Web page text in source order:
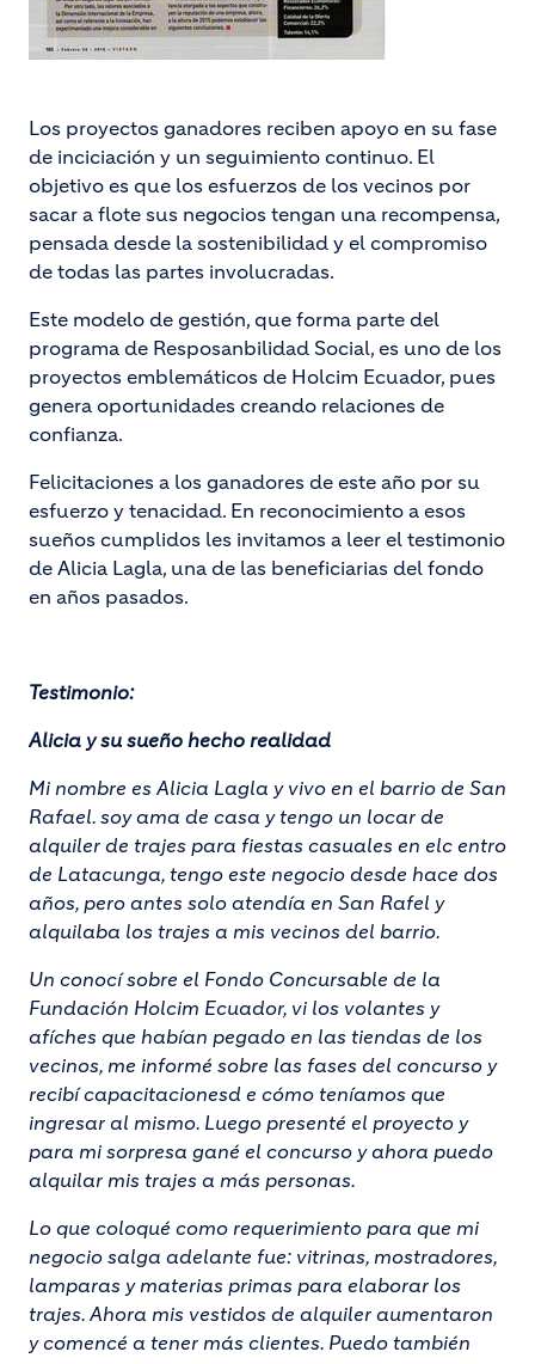
Los proyectos ganadores reciben apoyo en su fase
de inciciación y un seguimiento continuo. El
objetivo es que los esfuerzos de los vecinos por
sacar a flote sus negocios tengan una recompensa,
pensada desde la sostenibilidad y el compromiso
de todas las partes involucradas.
Este modelo de gestión, que forma parte del
programa de Resposanbilidad Social, es uno de los
proyectos emblemáticos de Holcim Ecuador, pues
genera oportunidades creando relaciones de
confianza.
Felicitaciones a los ganadores de este año por su
esfuerzo y tenacidad. En reconocimiento a esos
sueños cumplidos les invitamos a leer el testimonio
de Alicia Lagla, una de las beneficiarias del fondo
en años pasados.
Testimonio:
Alicia y su sueño hecho realidad
Mi nombre es Alicia Lagla y vivo en el barrio de San
Rafael. soy ama de casa y tengo un locar de
alquiler de trajes para fiestas casuales en elc entro
de Latacunga, tengo este negocio desde hace dos
años, pero antes solo atendía en San Rafel y
alquilaba los trajes a mis vecinos del barrio.
Un conocí sobre el Fondo Concursable de la
Fundación Holcim Ecuador, vi los volantes y
afíches que habían pegado en las tiendas de los
vecinos, me informé sobre las fases del concurso y
recibí capacitacionesd e cómo teníamos que
ingresar al mismo. Luego presenté el proyecto y
para mi sorpresa gané el concurso y ahora puedo
alquilar mis trajes a más personas.
Lo que coloqué como requerimiento para que mi
negocio salga adelante fue: vitrinas, mostradores,
lamparas y materias primas para elaborar los
trajes. Ahora mis vestidos de alquiler aumentaron
y comencé a tener más clientes. Puedo también